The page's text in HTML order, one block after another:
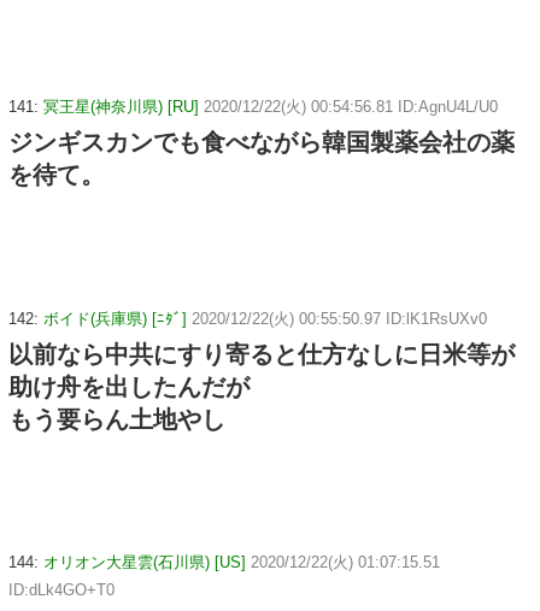
141: 冥王星(神奈川県) [RU] 2020/12/22(火) 00:54:56.81 ID:AgnU4L/U0
ジンギスカンでも食べながら韓国製薬会社の薬
を待て。
142: ボイド(兵庫県) [ﾆﾀﾞ] 2020/12/22(火) 00:55:50.97 ID:lK1RsUXv0
以前なら中共にすり寄ると仕方なしに日米等が
助け舟を出したんだが
もう要らん土地やし
144: オリオン大星雲(石川県) [US] 2020/12/22(火) 01:07:15.51
ID:dLk4GO+T0